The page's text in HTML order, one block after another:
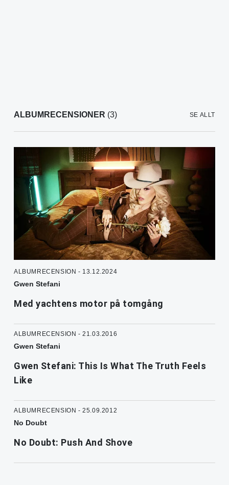
ALBUMRECENSIONER (3) SE ALLT
ALBUMRECENSION - 13.12.2024
Gwen Stefani
Med yachtens motor på tomgång
ALBUMRECENSION - 21.03.2016
Gwen Stefani
Gwen Stefani: This Is What The Truth Feels
Like
ALBUMRECENSION - 25.09.2012
No Doubt
No Doubt: Push And Shove